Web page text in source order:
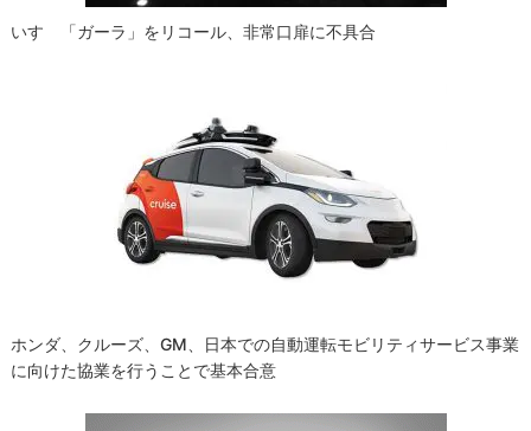
いすゞ「ガーラ」をリコール、非常口扉に不具合
ホンダ、クルーズ、GM、日本での自動運転モビリティサービス事業
に向けた協業を行うことで基本合意